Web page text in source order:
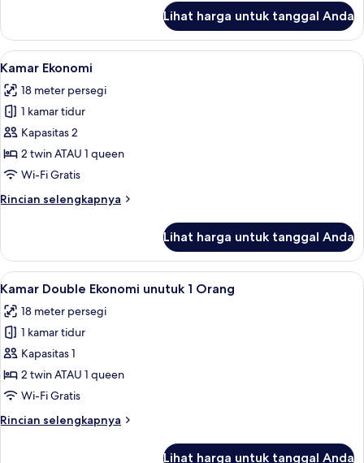
adjoining)
Kamar
Keluarga,
kamar
(or
adjoining)
Lihat harga untuk tanggal Anda
Lihat
semua
foto
untuk
Kamar
Ekonomi
Seprai premium, selimut bulu angsa,
5
Kamar Ekonomi
18 meter persegi
1 kamar tidur
Kapasitas 2
2 twin ATAU 1 queen
Wi-Fi Gratis
Rincian selengkapnya
Rincian
Kamar
Ekonomi
Lihat harga untuk tanggal Anda
Lihat
semua
foto
untuk
Kamar
Double
Ekonomi
1
Seprai premium, selimut bulu angsa,
5
Kamar Double Ekonomi unutuk 1 Orang
18 meter persegi
1 kamar tidur
Kapasitas 1
2 twin ATAU 1 queen
Wi-Fi Gratis
Rincian selengkapnya
Rincian
Lihat harga untuk tanggal Anda